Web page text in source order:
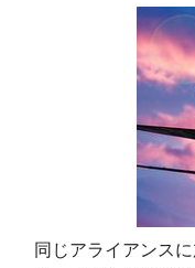
同じアライアンス